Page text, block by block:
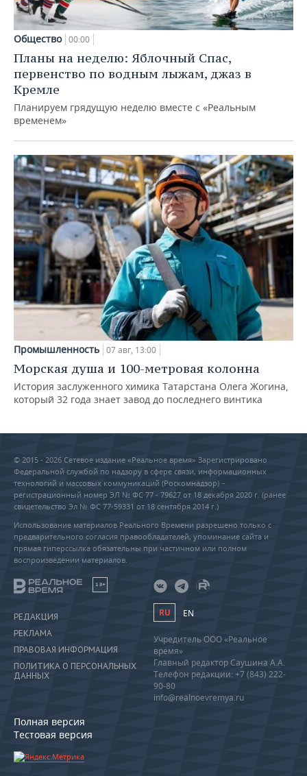
Общество 00:00
Планы на неделю: Яблочный Спас,
первенство по водным лыжам, джаз в
Кремле
Планируем грядущую неделю вместе с «Реальным
временем»
Промышленность 07 авг, 13:00
Морская душа и 100-метровая колонна
История заслуженного химика Татарстана Олега Жогина,
который 32 года знает завод до последнего винтика
© 2015 - 2026 Сетевое издание «Реальное время» Зарегистрировано
Федеральной службой по надзору в сфере связи, информационных
технологий и массовых коммуникаций (Роскомнадзор) –
регистрационный номер ЭЛ № ФС 77 - 79627 от 18 декабря 2020 г. (ранее
свидетельство Эл № ФС 77-59331 от 18 сентября 2014 г.)
Использование материалов Реального Времени разрешено только с
предварительного согласия правообладателей, упоминание сайта и
прямая гиперссылка обязательны при частичном или полном
воспроизведении материалов.
18+
РЕДАКЦИЯ
РЕКЛАМА
ПРАВОВАЯ ИНФОРМАЦИЯ
ПОЛИТИКА О ПЕРСОНАЛЬНЫХ
ДАННЫХ
Полная версия
Тестовая версия
RU EN
Учредитель ООО «Реальное
время»
Главный редактор Саушина А.А.
Телефон редакции: +7 (843) 222-
90-80
info@realnoevremya.ru